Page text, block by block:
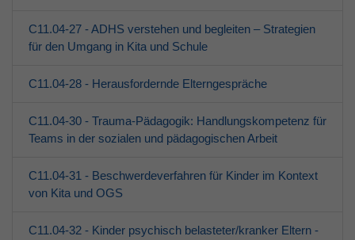
C11.04-27 - ADHS verstehen und begleiten – Strategien
für den Umgang in Kita und Schule
C11.04-28 - Herausfordernde Elterngespräche
C11.04-30 - Trauma-Pädagogik: Handlungskompetenz für
Teams in der sozialen und pädagogischen Arbeit
C11.04-31 - Beschwerdeverfahren für Kinder im Kontext
von Kita und OGS
C11.04-32 - Kinder psychisch belasteter/kranker Eltern -